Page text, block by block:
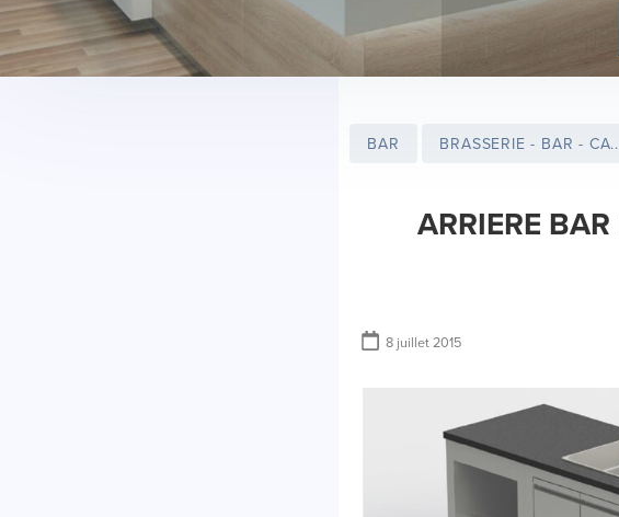
BAR BRASSERIE - BAR -
ARRIERE
8 juillet 2015